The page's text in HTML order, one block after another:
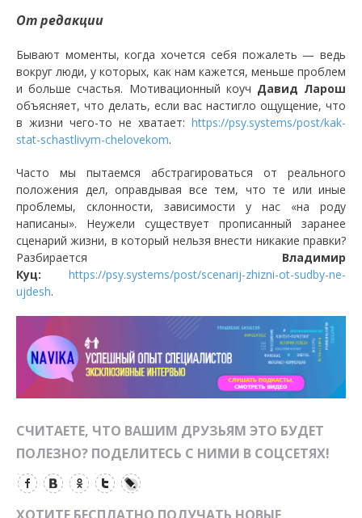
От редакции
Бывают моменты, когда хочется себя пожалеть — ведь
вокруг люди, у которых, как нам кажется, меньше проблем
и больше счастья. Мотивационный коуч Давид Ларош
объясняет, что делать, если вас настигло ощущение, что
в жизни чего-то не хватает: https://psy.systems/post/kak-
stat-schastlivym-chelovekom.
Часто мы пытаемся абстрагироваться от реального
положения дел, оправдывая все тем, что те или иные
проблемы, склонности, зависимости у нас «на роду
написаны». Неужели существует прописанный заранее
сценарий жизни, в который нельзя внести никакие правки?
Разбирается Владимир
Куц:
https://psy.systems/post/scenarij-zhizni-ot-sudby-ne-
ujdesh.
СЧИТАЕТЕ, ЧТО ВАШИМ ДРУЗЬЯМ ЭТО БУДЕТ
ПОЛЕЗНО? ПОДЕЛИТЕСЬ С НИМИ В СОЦСЕТЯХ!